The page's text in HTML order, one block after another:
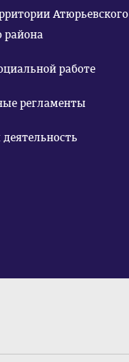
Атюрьевского
района
работе
регламенты